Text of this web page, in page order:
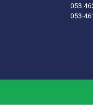
053-
053-